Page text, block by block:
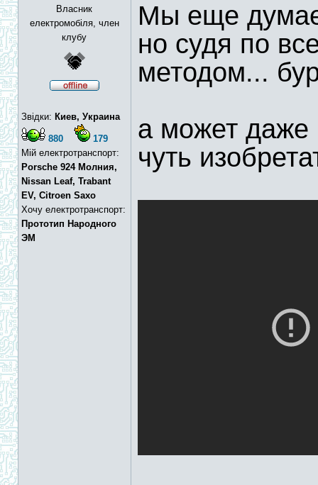
Власник
електромобіля, член
клубу
Звідки: Киев, Украина
880
179
Мій електротранспорт:
Porsche 924 Молния,
Nissan Leaf, Trabant
EV, Citroen Saxo
Хочу електротранспорт:
Прототип Народного
ЭМ
Мы еще
но судя по
методом...
а может даже
чуть